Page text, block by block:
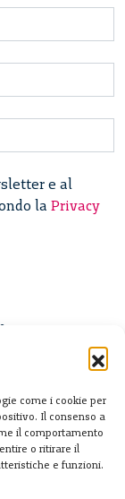
come i cookie per
Il consenso a
il comportamento
o ritirare il
e funzioni.
e al
la Privacy